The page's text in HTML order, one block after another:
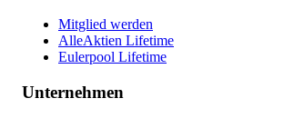
Mitglied werden
AlleAktien Lifetime
Eulerpool Lifetime
Unternehmen